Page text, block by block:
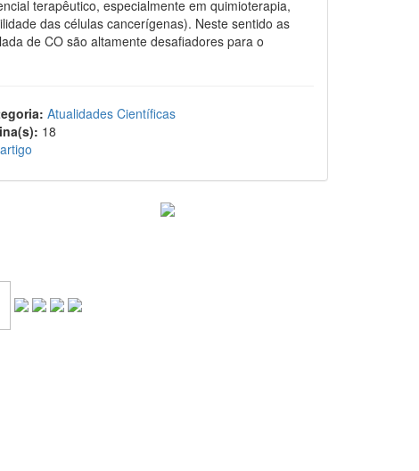
terapêutico, especialmente em quimioterapia,
das células cancerígenas). Neste sentido as
de CO são altamente desafiadores para o
Atualidades Científicas
18